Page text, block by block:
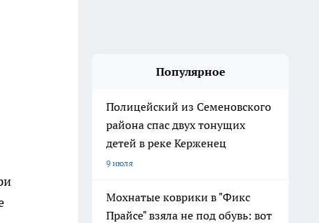
Популярное
Полицейский из Семеновского
района спас двух тонущих
детей в реке Керженец
9 июля
Мохнатые коврики в "Фикс
Прайсе" взяла не под обувь: вот